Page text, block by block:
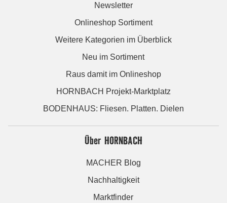
Newsletter
Onlineshop Sortiment
Weitere Kategorien im Überblick
Neu im Sortiment
Raus damit im Onlineshop
HORNBACH Projekt-Marktplatz
BODENHAUS: Fliesen. Platten. Dielen
Über HORNBACH
MACHER Blog
Nachhaltigkeit
Marktfinder